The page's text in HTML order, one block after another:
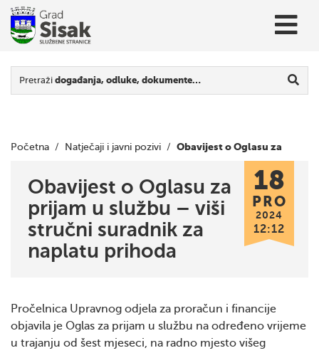
Pretraži događanja, odluke, dokumente…
Početna / Natječaji i javni pozivi / Obavijest o Oglasu za
prijam u službu – viši stručni suradnik za naplatu prihoda
Obavijest o Oglasu za
prijam u službu – viši
stručni suradnik za
naplatu prihoda
18
PRO
2024
12:12
Pročelnica Upravnog odjela za proračun i financije
objavila je Oglas za prijam u službu na određeno vrijeme
u trajanju od šest mjeseci, na radno mjesto višeg